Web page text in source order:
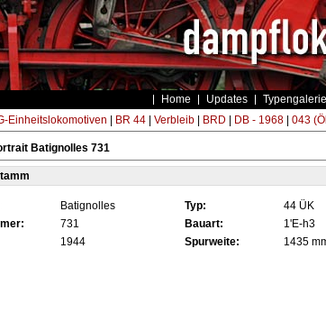
Home Updates Typengalerie
Einheitslokomotiven BR 44| Verbleib| BRD DB - 1968| 043
Batignolles 731
Batignolles Typ: 44 ÜK
731 Bauart: 1'E-h3
1944 Spurweite:
1435